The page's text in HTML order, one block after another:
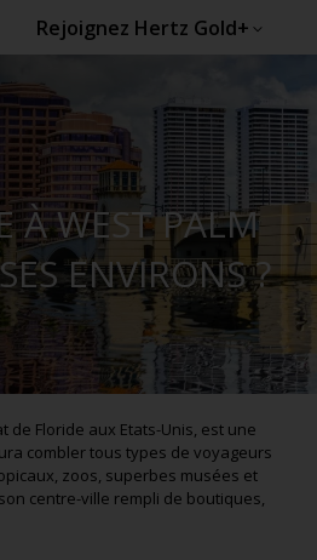
Rejoignez Hertz Gold+
À WEST PALM
ENVIRONS ?
de Floride aux Etats-Unis, est une
combler tous types de voyageurs
zoos, superbes musées et
centre-ville rempli de boutiques,